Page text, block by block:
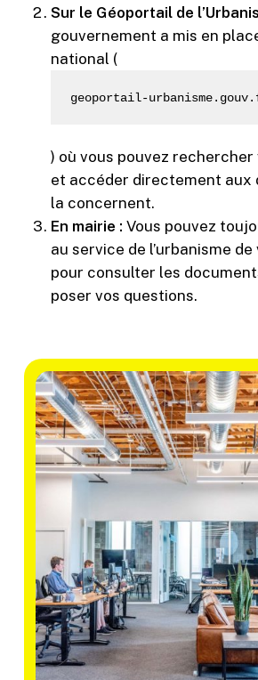
Sur le Géoportail de
gouvernement a mis en
national (
geoportail-
) où vous pouvez
et accéder directement aux
la concernent.
En mairie : Vous pouvez
au service de l’urbanisme
pour consulter les
poser vos questions.